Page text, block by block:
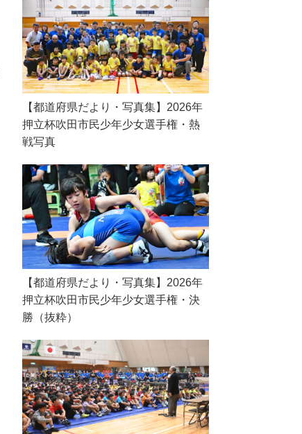
【都道府県だより・写真集】2026年
押立杯吹田市民少年少女選手権・熱
戦写真
【都道府県だより・写真集】2026年
押立杯吹田市民少年少女選手権・決
勝（抜粋）